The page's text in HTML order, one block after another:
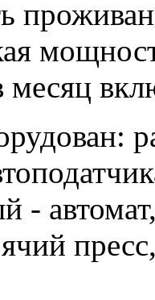
месяц
-